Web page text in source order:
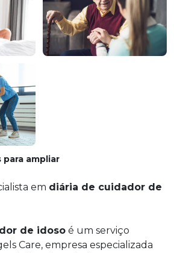
para ampliar
em diária de cuidador de
de idoso é um serviço
Care, empresa especializada